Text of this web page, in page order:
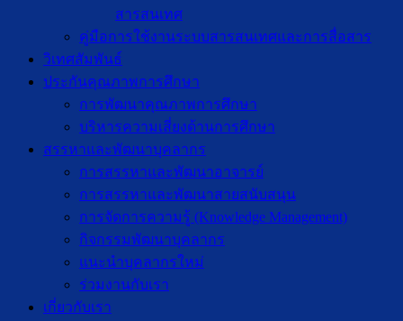
สารสนเทศ
คู่มือการใช้งานระบบสารสนเทศและการสื่อสาร
วิเทศสัมพันธ์
ประกันคุณภาพการศึกษา
การพัฒนาคุณภาพการศึกษา
บริหารความเสี่ยงด้านการศึกษา
สรรหาและพัฒนาบุคลากร
การสรรหาและพัฒนาอาจารย์
การสรรหาและพัฒนาสายสนับสนุน
การจัดการความรู้ (Knowledge Management)
กิจกรรมพัฒนาบุคลากร
แนะนำบุคลากรใหม่
ร่วมงานกับเรา
เกี่ยวกับเรา